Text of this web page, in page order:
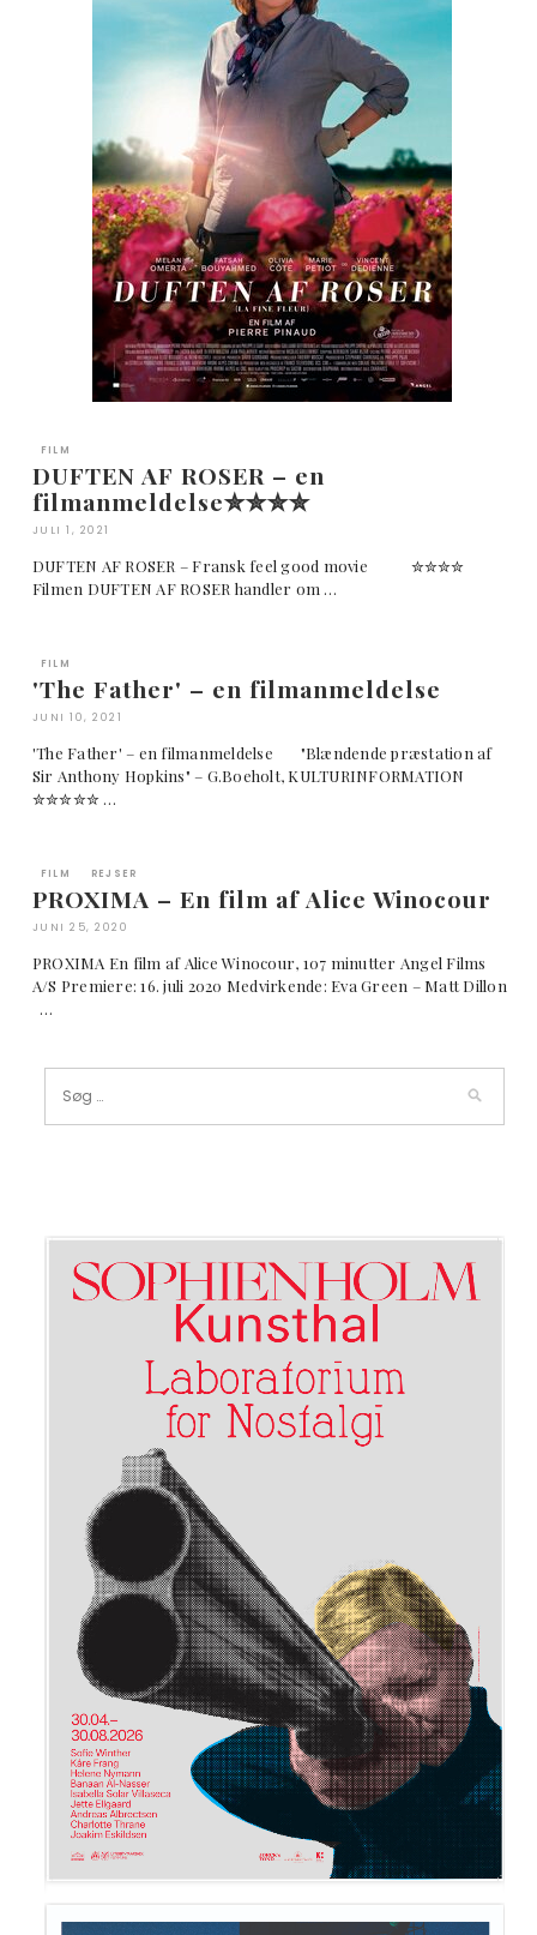
FILM
DUFTEN AF ROSER – en
filmanmeldelse✮✮✮✮
JULI 1, 2021
DUFTEN AF ROSER – Fransk feel good movie ✮✮✮✮
Filmen DUFTEN AF ROSER handler om …
FILM
'The Father' – en filmanmeldelse
JUNI 10, 2021
'The Father' – en filmanmeldelse "Blændende præstation af
Sir Anthony Hopkins" – G.Boeholt, KULTURINFORMATION
✮✮✮✮✮ …
FILM REJSER
PROXIMA – En film af Alice Winocour
JUNI 25, 2020
PROXIMA En film af Alice Winocour, 107 minutter Angel Films
A/S Premiere: 16. juli 2020 Medvirkende: Eva Green – Matt Dillon
…